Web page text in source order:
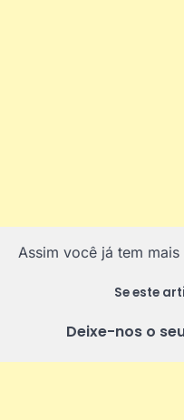
Assim você já tem
Se este
Deixe-nos o